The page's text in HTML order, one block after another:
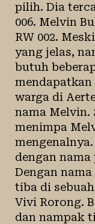
pilih. Dia
006. Melvin
RW 002.
yang jelas,
butuh
warga di
nama Melvin.
menimpa
dengan
Dengan
tiba di
Vivi Rorong.
dan nampak